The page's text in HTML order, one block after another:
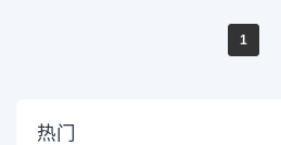
1
热门